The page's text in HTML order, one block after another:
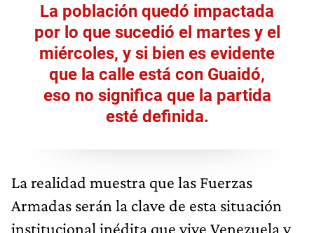
La población quedó impactada
por lo que sucedió el martes y el
miércoles, y si bien es evidente
que la calle está con Guaidó,
eso no significa que la partida
esté definida.
La realidad muestra que las Fuerzas
Armadas serán la clave de esta situación
institucional inédita que vive Venezuela y